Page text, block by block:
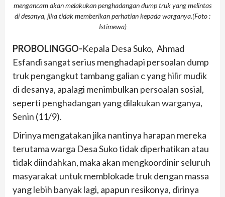
mengancam akan melakukan penghadangan dump truk yang melintas
di desanya, jika tidak memberikan perhatian kepada warganya.(Foto :
Istimewa)
PROBOLINGGO-Kepala Desa Suko, Ahmad
Esfandi sangat serius menghadapi persoalan dump
truk pengangkut tambang galian c yang hilir mudik
di desanya, apalagi menimbulkan persoalan sosial,
seperti penghadangan yang dilakukan warganya,
Senin (11/9).
Dirinya mengatakan jika nantinya harapan mereka
terutama warga Desa Suko tidak diperhatikan atau
tidak diindahkan, maka akan mengkoordinir seluruh
masyarakat untuk memblokade truk dengan massa
yang lebih banyak lagi, apapun resikonya, dirinya